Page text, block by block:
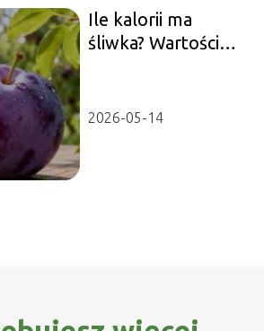
Ile kalorii ma
śliwka? Wartości
zdrowotne
2026-05-14